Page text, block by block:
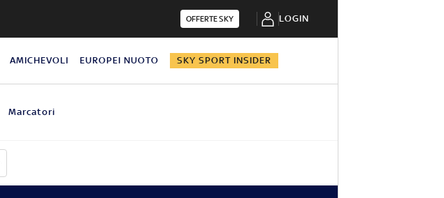
OFFERTE SKY LOGIN
AMICHEVOLI EUROPEI NUOTO SKY SPORT INSIDER
Marcatori